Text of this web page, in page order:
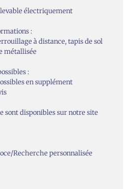
électriquement
:
à distance, tapis de sol
métallisée
:
en supplément
sont disponibles sur notre site
Recherche personnalisée